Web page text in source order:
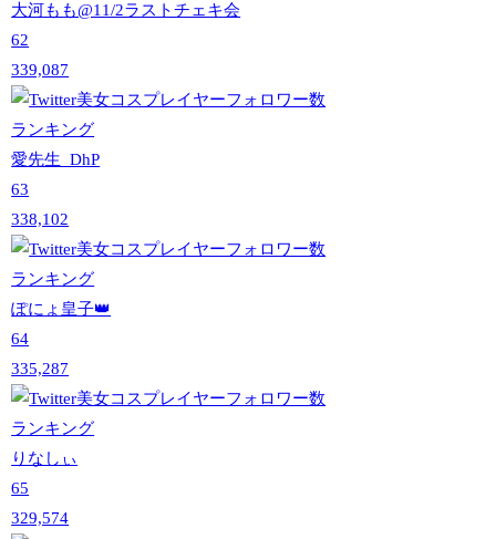
大河もも@11/2ラストチェキ会
62
339,087
愛先生_DhP
63
338,102
ぽにょ皇子👑
64
335,287
りなしぃ
65
329,574